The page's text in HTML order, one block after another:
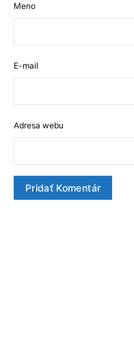
Meno
E-mail
Adresa webu